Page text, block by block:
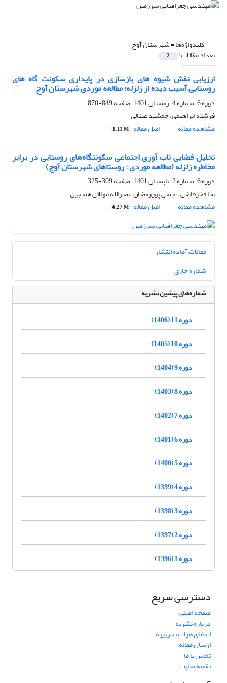
کلیدواژه‌ها =شهرستان آوج
تعداد مقالات: 2
ارزیابی نقش شیوه های بازسازی در پایداری سکونت گاه های
روستایی آسیب دیده از زلزله؛ مطالعه موردی شهرستان آوج
دوره 6، شماره 4، زمستان 1401، صفحه
849-870
فرشته ابراهیمی، جمشید عینالی
مشاهده مقاله
اصل مقاله 1.11 M
تحلیل فضایی تاب آوری اجتماعی سکونتگاه‌های روستایی در برابر
مخاطره زلزله (مطالعه موردی : روستاهای شهرستان آوج)
دوره 6، شماره 2، تابستان 1401، صفحه
309-325
منا فخرقاضی، عیسی پوررمضان، نصرالله مولائی هشجین
مشاهده مقاله
اصل مقاله 4.27 M
مقالات آماده انتشار
شماره جاری
شماره‌های پیشین نشریه
دوره 11 (1406)
دوره 10 (1405)
دوره 9 (1404)
دوره 8 (1403)
دوره 7 (1402)
دوره 6 (1401)
دوره 5 (1400)
دوره 4 (1399)
دوره 3 (1398)
دوره 2 (1397)
دوره 1 (1396)
دسترسی سریع
صفحه اصلی
درباره نشریه
اعضای هیات تحریریه
ارسال مقاله
تماس با ما
نقشه سایت